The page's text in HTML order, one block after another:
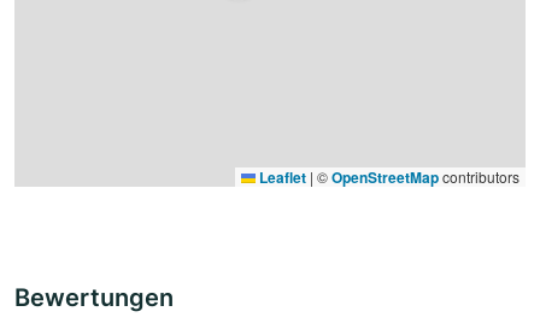
Leaflet | ©OpenStreetMapcontributors
Bewertungen